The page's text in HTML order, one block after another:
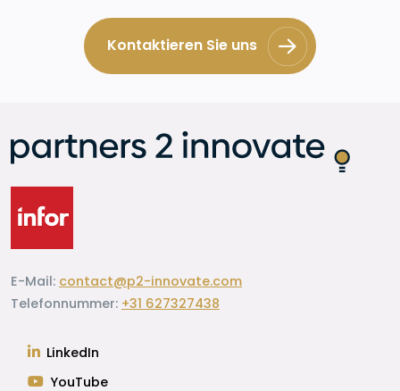
Kontaktieren Sie uns
E-Mail: contact@p2-innovate.com
Telefonnummer: +31 627327438
LinkedIn
YouTube